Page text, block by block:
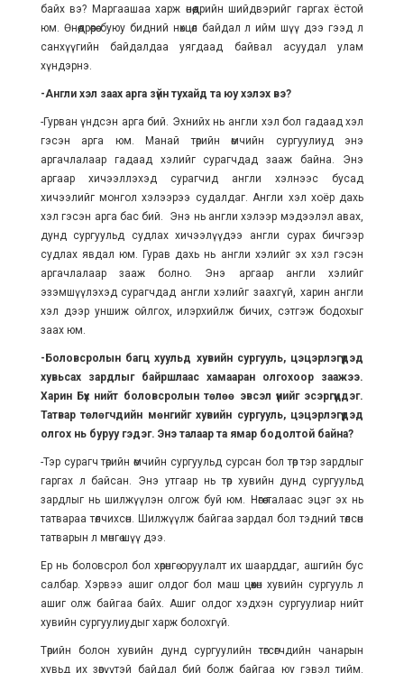
байх вэ? Маргаашаа харж өнөөдрийн шийдвэрийг гаргах ёстой
юм. Өнөөдрөөрөө буюу бидний нөхцөл байдал л ийм шүү дээ гээд л
санхүүгийн байдалдаа уягдаад байвал асуудал улам
хүндэрнэ.
-Англи хэл заах арга зүйн тухайд та юу хэлэх вэ?
-Гурван үндсэн арга бий. Эхнийх нь англи хэл бол гадаад хэл
гэсэн арга юм. Манай төрийн өмчийн сургуулиуд энэ
аргачлалаар гадаад хэлийг сурагчдад зааж байна. Энэ
аргаар хичээллэхэд сурагчид англи хэлнээс бусад
хичээлийг монгол хэлээрээ судалдаг. Англи хэл хоёр дахь
хэл гэсэн арга бас бий. Энэ нь англи хэлээр мэдээлэл авах,
дунд сургуульд судлах хичээлүүдээ англи сурах бичгээр
судлах явдал юм. Гурав дахь нь англи хэлийг эх хэл гэсэн
аргачлалаар зааж болно. Энэ аргаар англи хэлийг
эзэмшүүлэхэд сурагчдад англи хэлийг заахгүй, харин англи
хэл дээр уншиж ойлгох, илэрхийлж бичих, сэтгэж бодохыг
заах юм.
-Боловсролын багц хуульд хувийн сургууль, цэцэрлэгүүдэд
хувьсах зардлыг байршлаас хамааран олгохоор заажээ.
Харин Бүх нийт боловсролын төлөө эвсэл үүнийг эсэргүүцдэг.
Татвар төлөгчдийн мөнгийг хувийн сургууль, цэцэрлэгүүдэд
олгох нь буруу гэдэг. Энэ талаар та ямар бодолтой байна?
-Тэр сурагч төрийн өмчийн сургуульд сурсан бол төр тэр зардлыг
гаргах л байсан. Энэ утгаар нь төр хувийн дунд сургуульд
зардлыг нь шилжүүлэн олгож буй юм. Нөгөө талаас эцэг эх нь
татвараа төлчихсөн. Шилжүүлж байгаа зардал бол тэдний төлсөн
татварын л мөнгө шүү дээ.
Ер нь боловсрол бол хөрөнгө оруулалт их шаарддаг, ашгийн бус
салбар. Хэрвээ ашиг олдог бол маш цөөхөн хувийн сургууль л
ашиг олж байгаа байх. Ашиг олдог хэдхэн сургуулиар нийт
хувийн сургуулиудыг харж болохгүй.
Төрийн болон хувийн дунд сургуулийн төгсөгчдийн чанарын
хувьд их зөрүүтэй байдал бий болж байгаа юу гэвэл тийм.